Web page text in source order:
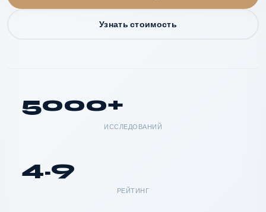
Узнать стоимость
5000+
ИССЛЕДОВАНИЙ
4.9
РЕЙТИНГ